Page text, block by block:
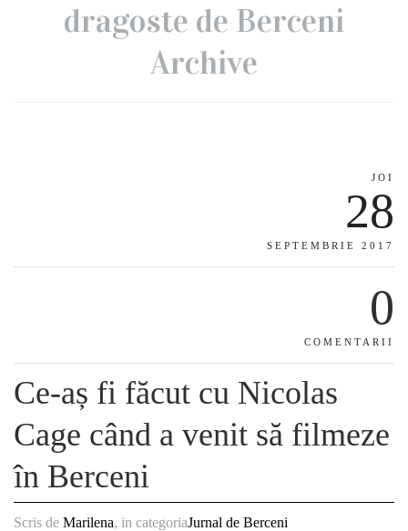
dragoste de Berceni
Archive
JOI
28
SEPTEMBRIE 2017
0
COMENTARII
Ce-aș fi făcut cu Nicolas
Cage când a venit să filmeze
în Berceni
Scris de Marilena, in categoriaJurnal de Berceni